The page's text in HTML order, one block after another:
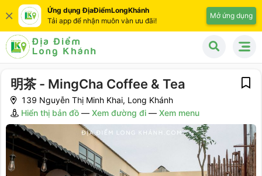
Ứng dụng ĐịaĐiểmLongKhánh
Tải app để nhận muôn vàn ưu đãi!
Mở ứng dụng
明茶 - MingCha Coffee & Tea
139 Nguyễn Thị Minh Khai, Long Khánh
Hiển thị bản đồ — Xem đường đi — Xem menu